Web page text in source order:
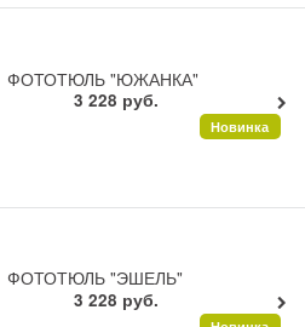
ФОТОТЮЛЬ "ЮЖАНКА"
3 228 руб.
Новинка
ФОТОТЮЛЬ "ЭШЕЛЬ"
3 228 руб.